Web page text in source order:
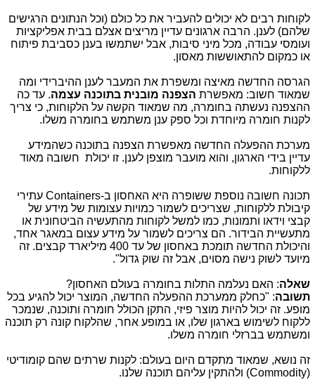
לקוחות רבים לא יכולים להעביר את כל כולם (וכל הנתונים הרגישים
שלהם) לענן. הרבה ארגונים עדיין מריצים אצלם בבית אפליקציות
ועומסי עבודה, מכל מיני סיבות, אבל ישתמשו בענן כסביבת פיתוח
או כמקום להתאוששות מאסון.
הגרסה החדשה מאיצה ומשפרת את המעבר לענן ההיברידי ומה
שמאוד חשוב: מאפשרת הצפנה מובנית בתוכנה עצמה. עד כה
ההצפנה נעשתה בחומרה, מה שמאוד הקשה על הלקוחות, כי צריך
לקנות חומרה מיוחדת וכל ספק ענן משתמש בחומרה משלו.
מערכת ההפעלה החדשה מאפשרת הצפנה בתוכנה כשהמידע
עדיין בידי הארגון, והוא מועבר מוצפן לענן. זו יכולת חשובה מאוד
ללקוחות.
תכונה חשובה נוספת ששופרה היא האחסון ב-Containers עתירי
קיבולת ללקוחות, שצריכים לשמור כמויות עצומות של מידע של
קבצי וידאו ותמונות, כמו למשל לקוחות מהתעשיה הביטחונית או
מתעשיית הבידור. הם צריכים לשמור על מידע עצום במאגר אחד,
והיכולת החדשה תומכת באחסון של עד 400 מיליארד קבצים. זה
מיועד לשוק נישה מסוים, אבל זה שוק גדול".
שאלה: האם נעלמה התלות בחומרה בעולם האחסון?
תשובה: "כחלק ממערכת ההפעלה החדשה, המוצר יכול להגיע בכל
מופע. זה יכול להיות מוצר פיזי, התקן הכולל חומרה ותוכנה, שנמכר
ללקוח לשימוש בארגון שלו, או במופע אחר, שהלקוח קונה רק תוכנה
ומשתמש בברזלי חומרה משלו.
זה נושא, שמאוד מתקדם היום בעולם: לקנות שרתים שהם קומודיטי
(
Commodity) ולהתקין עליהם תוכנה שלנו.